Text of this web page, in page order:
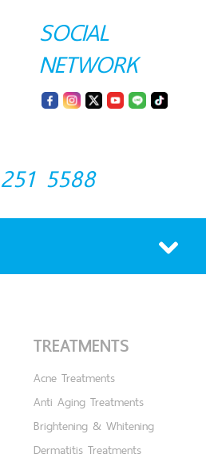
SOCIAL
NETWORK
5588
TREATMENTS
Acne Treatments
Anti Aging Treatments
Brightening & Whitening
Dermatitis Treatments